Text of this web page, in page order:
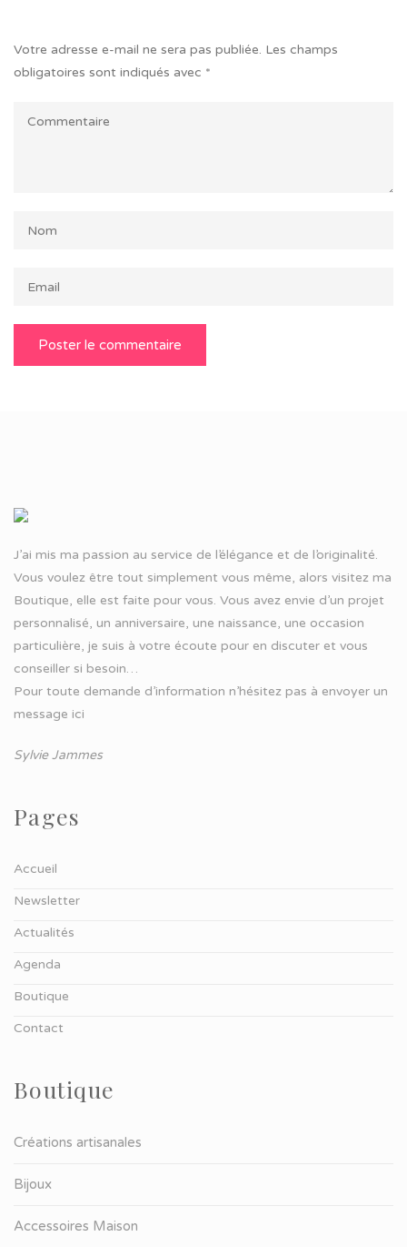
Votre adresse e-mail ne sera pas publiée. Les champs
obligatoires sont indiqués avec *
J’ai mis ma passion au service de l’élégance et de l’originalité.
Vous voulez être tout simplement vous même, alors visitez ma
Boutique, elle est faite pour vous. Vous avez envie d’un projet
personnalisé, un anniversaire, une naissance, une occasion
particulière, je suis à votre écoute pour en discuter et vous
conseiller si besoin…
Pour toute demande d’information n’hésitez pas à envoyer un
message ici
Sylvie Jammes
Pages
Accueil
Newsletter
Actualités
Agenda
Boutique
Contact
Boutique
Créations artisanales
Bijoux
Accessoires Maison